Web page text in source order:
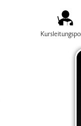
SUCHBEGRIFF